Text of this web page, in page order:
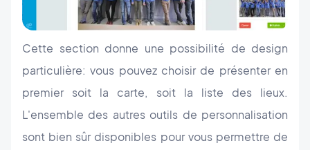
Cette section donne une possibilité de design
particulière: vous pouvez choisir de présenter en
premier soit la carte, soit la liste des lieux.
L'ensemble des autres outils de personnalisation
sont bien sûr disponibles pour vous permettre de